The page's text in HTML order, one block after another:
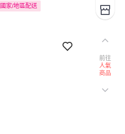
國家/地區配送
前往
人氣
商品